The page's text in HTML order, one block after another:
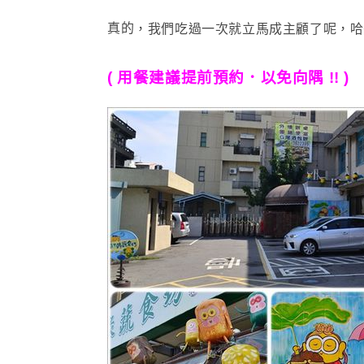
真的 ，我們吃過一次就立馬成主顧了呢 ，哈
( 用餐建議提前預約．以免向隅 !! )